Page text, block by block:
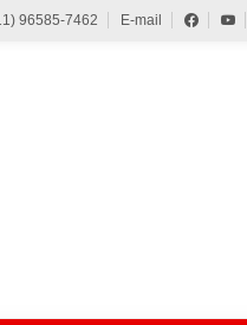
96585-7462 E-mail